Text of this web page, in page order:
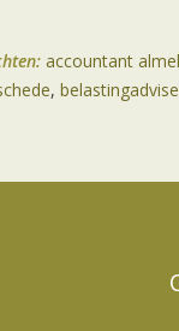
accountant
,